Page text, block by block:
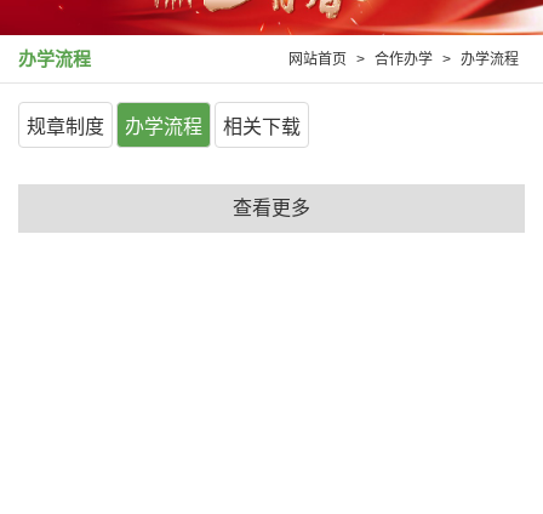
办学流程 网站首页 > 合作办学 > 办学流程
规章制度 办学流程 相关下载
查看更多